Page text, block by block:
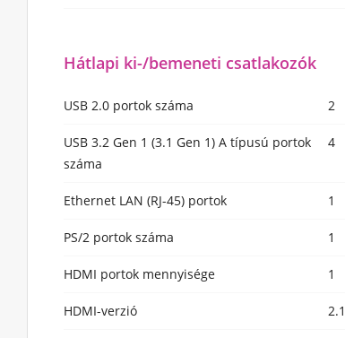
Hátlapi ki-/bemeneti csatlakozók
USB 2.0 portok száma 2
USB 3.2 Gen 1 (3.1 Gen 1) A típusú portok
száma
4
Ethernet LAN (RJ-45) portok 1
PS/2 portok száma 1
HDMI portok mennyisége 1
HDMI-verzió 2.1